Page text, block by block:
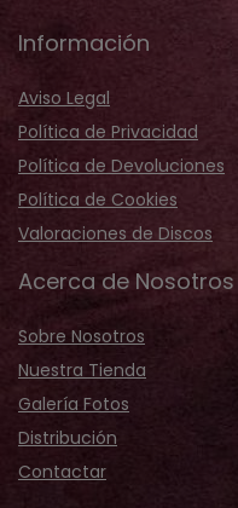
Información
Aviso Legal
Política de Privacidad
Política de Devoluciones
Política de Cookies
Valoraciones de Discos
Acerca de Nosotros
Sobre Nosotros
Nuestra Tienda
Galería Fotos
Distribución
Contactar